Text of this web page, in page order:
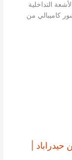
التداخلية
كاميبالي من
|